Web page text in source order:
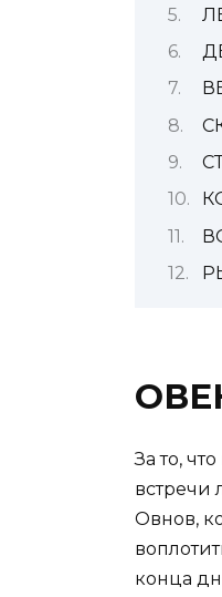
За то,
встречи
Овнов,
конца